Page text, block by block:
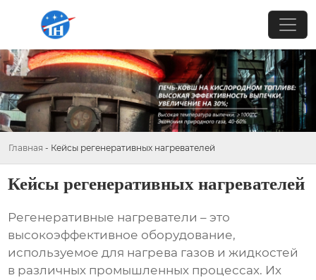
Главная - Кейсы регенеративных нагревателей
Кейсы регенеративных нагревателей
Регенеративные нагреватели – это
высокоэффективное оборудование,
используемое для нагрева газов и жидкостей
в различных промышленных процессах. Их